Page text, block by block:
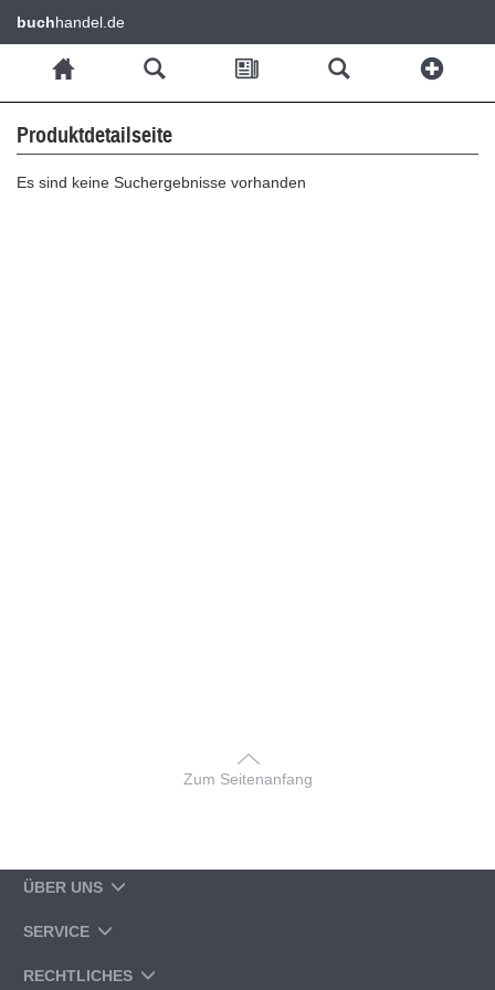
buchhandel.de
Produktdetailseite
Es sind keine Suchergebnisse vorhanden
Zum Seitenanfang
ÜBER UNS
SERVICE
RECHTLICHES